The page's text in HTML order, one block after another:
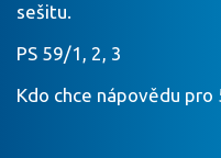
sešitu.
PS 59/1, 2, 3
Kdo chce nápovědu pro